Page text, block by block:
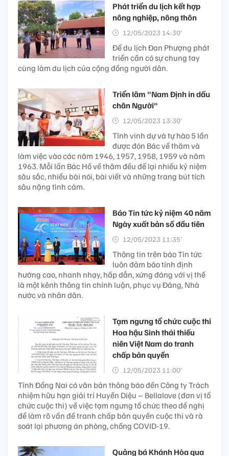
Phát triển du lịch kết hợp
nông nghiệp, nông thôn
12/05/2023 14:30’
Để du lịch Đan Phượng phát
triển cần có sự chung tay
cùng làm du lịch của cộng đồng người dân.
Triển lãm "Nam Định in dấu
chân Người"
12/05/2023 13:30’
Tỉnh vinh dự và tự hào 5 lần
được đón Bác về thăm và
làm việc vào các năm 1946, 1957, 1958, 1959 và năm
1963. Mỗi lần Bác Hồ về thăm đều để lại nhiều kỷ niệm
sâu sắc, nhiều bài nói, bài viết và những trang bút tích
sâu nặng tình cảm.
Báo Tin tức kỷ niệm 40 năm
Ngày xuất bản số đầu tiên
12/05/2023 11:35’
Thông tin trên báo Tin tức
luôn đảm bảo tính định
hướng cao, nhanh nhạy, hấp dẫn, xứng đáng với vị thế
là một kênh thông tin chính luận, phục vụ Đảng, Nhà
nước và nhân dân.
Tạm ngưng tổ chức cuộc thi
Hoa hậu Sinh thái thiếu
niên Việt Nam do tranh
chấp bản quyền
12/05/2023 11:00’
Tỉnh Đồng Nai có văn bản thông báo đến Công ty Trách
nhiệm hữu hạn giải trí Huyền Diệu – Bellalove (đơn vị tổ
chức cuộc thi) về việc tạm ngưng tổ chức theo đề nghị
để làm rõ vấn đề tranh chấp bản quyền cuộc thi và rà
soát lại phương án phòng, chống COVID-19.
Quảng bá Khánh Hòa qua